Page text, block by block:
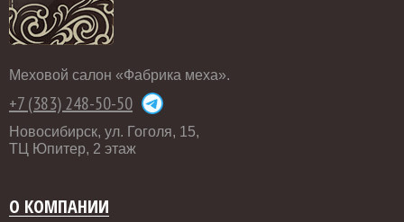
Меховой салон «Фабрика меха».
+7 (383) 248-50-50
Новосибирск, ул. Гоголя, 15,
ТЦ Юпитер, 2 этаж
О КОМПАНИИ